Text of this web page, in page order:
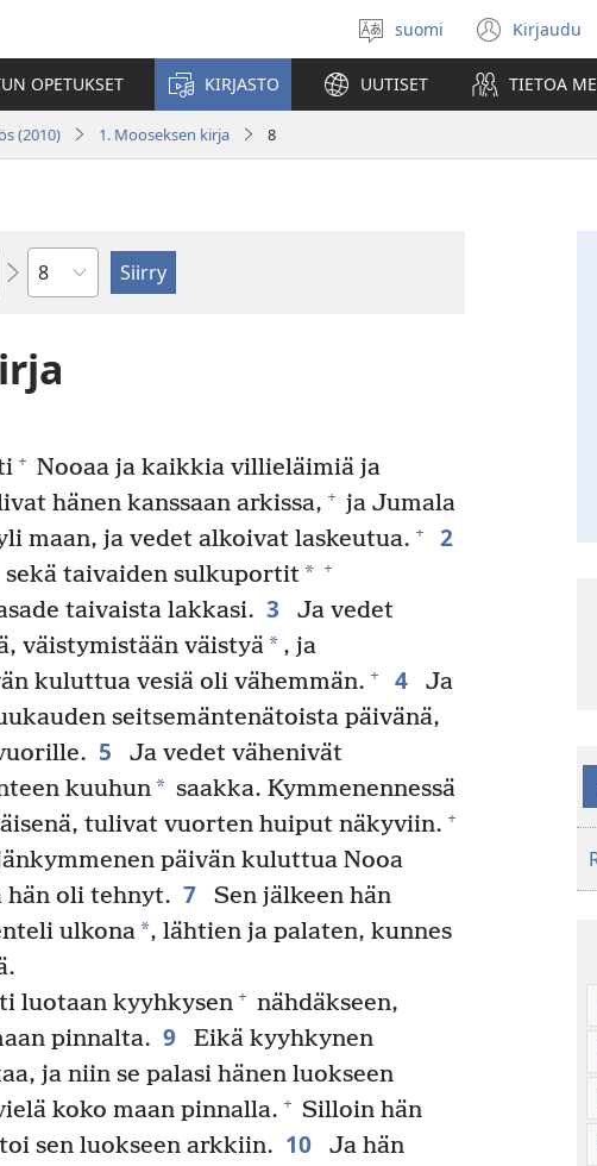
Valitse
kieli
suomi Kirjaudu
(avaa
uuden
ikkunan)
OPETUKSET KIRJASTO UUTISET TIETOA
(2010) 1. Mooseksen kirja 8
Luku
+ Nooaa ja kaikkia villieläimiä ja
hänen kanssaan arkissa, + ja Jumala
maan, ja vedet alkoivat laskeutua. + 2
sekä taivaiden sulkuportit* +
taivaista lakkasi. 3
Ja vedet
väistymistään väistyä* , ja
kuluttua vesiä oli vähemmän. + 4
Ja
seitsemäntenätoista päivänä,
5
Ja vedet vähenivät
kuuhun* saakka. Kymmenennessä
tulivat vuorten huiput näkyviin. +
päivän kuluttua Nooa
hän oli tehnyt. 7
Sen jälkeen hän
ulkona*, lähtien ja palaten, kunnes
luotaan kyyhkysen + nähdäkseen,
pinnalta. 9
Eikä kyyhkynen
ja niin se palasi hänen luokseen
koko maan pinnalla. + Silloin hän
sen luokseen arkkiin. 10
Ja hän